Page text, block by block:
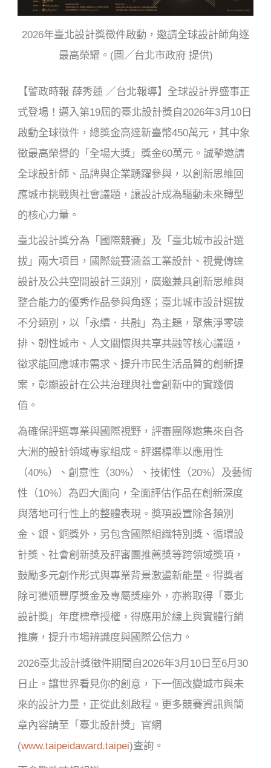
2026年臺北設計獎徵件啟動，邀請全球設計師角逐
最高榮耀。(圖／台北市政府 提供)
【警政時報 薛秀蓮 ／台北報導】全球設計界盛事正
式登場！邁入第19屆的臺北設計獎自2026年3月10日
啟動全球徵件，總獎金高達新臺幣450萬元，其中象
徵最高榮譽的「全場大獎」獎金60萬元。誠摯邀請
全球設計師、品牌與企業踴躍參與，以創新思維回
應城市挑戰與社會議題，讓設計成為驅動未來轉型
的核心力量。
臺北設計獎分為「國際競賽」及「臺北城市設計選
拔」兩大項目，國際競賽涵蓋工業設計、視覺傳達
設計及公共空間設計三類別，廣邀兼具創新思維與
整合能力的優秀作品參與角逐；臺北城市設計選拔
不分類別，以「永續．共融」為主題，聚焦淨零碳
排、韌性城市、人文關懷與共享共融等核心議題，
徵求能回應城市需求、提升市民生活品質的創新提
案，彰顯設計在公共治理與社會創新中的實踐價
值。
為確保評選專業與國際視野，評審團隊邀集來自各
大洲的設計領域專家組成。評選標準以應用性
（40%）、創意性（30%）、技術性（20%）及藝術
性（10%）為四大面向，全面評估作品在創新深度
與落地可行性上的整體表現。獎項設置除各類別
金、銀、銅獎外，另包含國際組織特別獎、循環設
計獎、社會創新獎及評審團推薦獎等跨領域獎項，
鼓勵多元創作形式與專業背景激盪新能量。得獎者
除可獲頒豐厚獎金及專屬獎座外，亦將取得「臺北
設計獎」年度標章授權，得應用於線上與實體行銷
推廣，提升市場辨識度與國際公信力。
2026臺北設計獎徵件期間自2026年3月10日至6月30
日止。讓世界看見你的創意，下一個改變城市與未
來的設計力量，正從此刻啟程。更多競賽資訊與簡
章內容請至「臺北設計獎」官網
(www.taipeidaward.taipei)查詢。